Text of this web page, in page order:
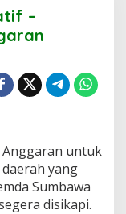
–
untuk
yang
Sumbawa
disikapi.